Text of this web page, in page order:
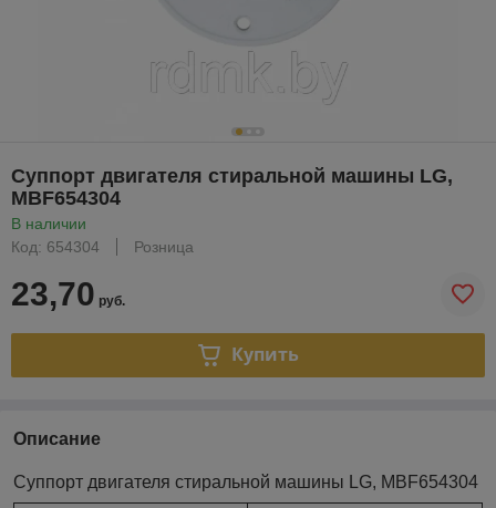
Суппорт двигателя стиральной машины LG,
MBF654304
В наличии
Код: 654304
Розница
23,70 руб.
Купить
Описание
Суппорт двигателя стиральной машины LG, MBF654304